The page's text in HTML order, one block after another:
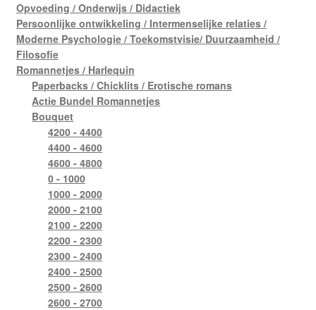
Opvoeding / Onderwijs / Didactiek
Persoonlijke ontwikkeling / Intermenselijke relaties /
Moderne Psychologie / Toekomstvisie/ Duurzaamheid /
Filosofie
Romannetjes / Harlequin
Paperbacks / Chicklits / Erotische romans
Actie Bundel Romannetjes
Bouquet
4200 - 4400
4400 - 4600
4600 - 4800
0 - 1000
1000 - 2000
2000 - 2100
2100 - 2200
2200 - 2300
2300 - 2400
2400 - 2500
2500 - 2600
2600 - 2700